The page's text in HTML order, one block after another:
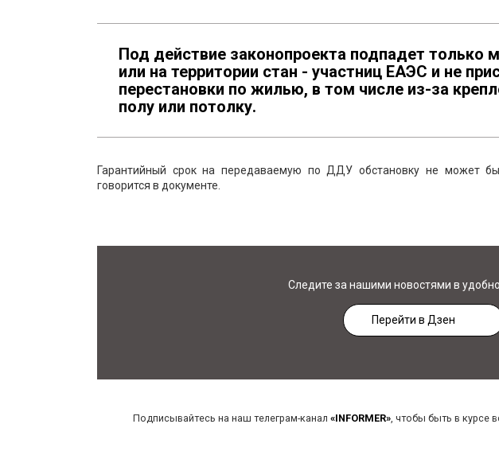
Под действие законопроекта подпадет только
или на территории стан - участниц ЕАЭС и не
перестановки по жилью, в том числе из-за
полу или потолку.
Гарантийный срок на передаваемую по ДДУ обстановку не может
говорится в документе.
Следите за нашими новостями в
Перейти в Дзен
Подписывайтесь на наш телеграм-канал «INFORMER», чтобы быть в курсе